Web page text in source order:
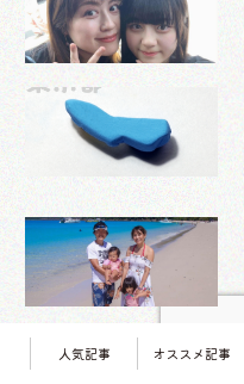
人気記事 オススメ記事